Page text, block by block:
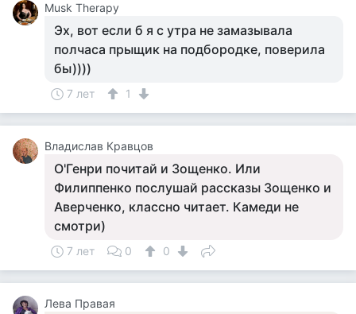
Musk Therapy
Эх, вот если б я с утра не замазывала
полчаса прыщик на подбородке, поверила
бы))))
7 лет 1
Владислав Кравцов
О'Генри почитай и Зощенко. Или
Филиппенко послушай рассказы Зощенко и
Аверченко, классно читает. Камеди не
смотри)
7 лет 0 0
Лева Правая